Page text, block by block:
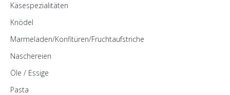
Käsespezialitäten
Knödel
Marmeladen/Konfitüren/Fruchtaufstriche
Naschereien
Öle / Essige
Pasta